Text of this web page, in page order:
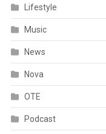
Lifestyle
Music
News
Nova
OTE
Podcast